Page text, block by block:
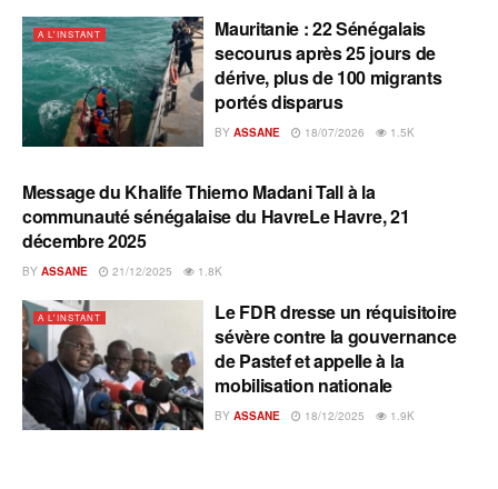
A L'INSTANT
Mauritanie : 22 Sénégalais
secourus après 25 jours de
dérive, plus de 100 migrants
portés disparus
BY ASSANE 18/07/2026 1.5K
A L'INSTANT
Message du Khalife Thierno Madani Tall à la
communauté sénégalaise du HavreLe Havre, 21
décembre 2025
BY ASSANE 21/12/2025 1.8K
A L'INSTANT
Le FDR dresse un réquisitoire
sévère contre la gouvernance
de Pastef et appelle à la
mobilisation nationale
BY ASSANE 18/12/2025 1.9K